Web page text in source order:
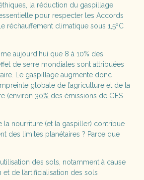
la réduction du gaspillage
pour respecter les Accords
réchauffement climatique sous 1,5ºC
aujourd’hui que 8 à 10% des
de serre mondiales sont attribuées
Le gaspillage augmente donc
globale de l’agriculture et de la
(environ 30% des émissions de GES
la nourriture (et la gaspiller) contribue
des limites planétaires ? Parce que
des sols, notamment à cause
de l’artificialisation des sols